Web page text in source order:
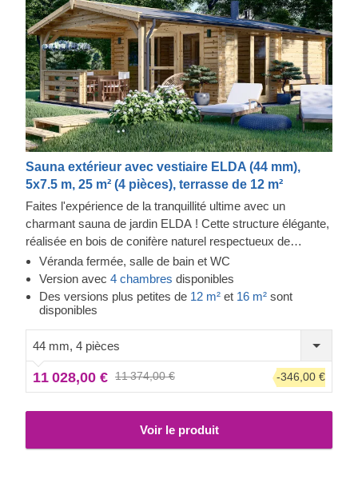
Sauna extérieur avec vestiaire ELDA (44 mm),
5x7.5 m, 25 m² (4 pièces), terrasse de 12 m²
Faites l'expérience de la tranquillité ultime avec un
charmant sauna de jardin ELDA ! Cette structure élégante,
réalisée en bois de conifère naturel respectueux de
l'environnement, vous offrira un lieu de détente agréable
pour passer des moments de tranquilité seul, avec votre
famille ou entre amis. Profitez des bienfaits de la chaleur et
de l'odeur naturelle des conifères pour votre corps et votre
esprit - à tout moment de la journée, dès que vous en avez
envie !
Véranda fermée, salle de bain et WC
Version avec 4 chambres disponibles
Des versions plus petites de 12 m² et 16 m² sont
disponibles
44 mm, 4 pièces
11 028,00 € 11 374,00 € -346,00 €
Voir le produit